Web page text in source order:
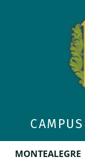
MONTEALEGRE